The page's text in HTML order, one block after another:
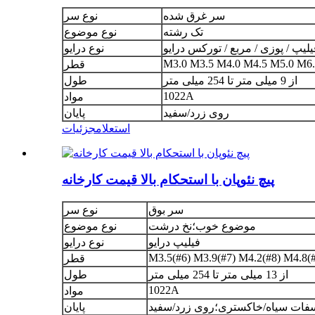
نوع سر
سر غرق شده
نوع موضوع
تک رشته
نوع درایو
/ پوزی / مربع / تورکس درایو
قطر
M3.0 M3.5 M4.0 M4.5 M5.0
طول
از 9 میلی متر تا 254 میلی متر
مواد
1022A
پایان
روی زرد/سفید
استعلامجزئیات
پیچ نئوپان با استحکام بالا قیمت کارخانه
نوع سر
سر بوق
نوع موضوع
موضوع خوب؛نخ درشت
نوع درایو
فیلیپ درایو
قطر
M3.5(#6) M3.9(#7) M4.2(#8)
طول
از 13 میلی متر تا 254 میلی متر
مواد
1022A
پایان
سیاه/خاکستری؛روی زرد/سفید